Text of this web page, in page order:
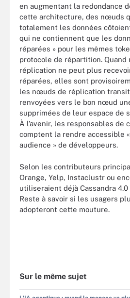
en augmentant la redondance
cette architecture, des nœuds
totalement les données
qui ne contiennent que les
réparées » pour les mêmes
protocole de répartition.
réplication ne peut plus
réparées, elles sont
les nœuds de réplication
renvoyées vers le bon nœud
supprimées de leur espace de
À l’avenir, les responsables de
comptent la rendre accessible
audience » de développeurs.
Selon les contributeurs
Orange, Yelp, Instaclustr ou
utiliseraient déjà Cassandra
Reste à savoir si les usagers
adopteront cette mouture.
Sur le même sujet